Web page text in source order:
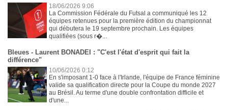
18/06/2026 9:06
La Commission Fédérale du Futsal a communiqué les 12
équipes retenues pour la première édition du championnat
qui débutera le 19 septembre prochain. Les équipes
qualifiées (sous r�...
Bleues - Laurent BONADEI : "C'est l'état d'esprit qui fait la
différence"
10/06/2026 0:12
En s'imposant 1-0 face à l'Irlande, l'équipe de France féminine
valide sa qualification directe pour la Coupe du monde 2027
au Brésil. Au terme d'une double confrontation difficile et
d'une...